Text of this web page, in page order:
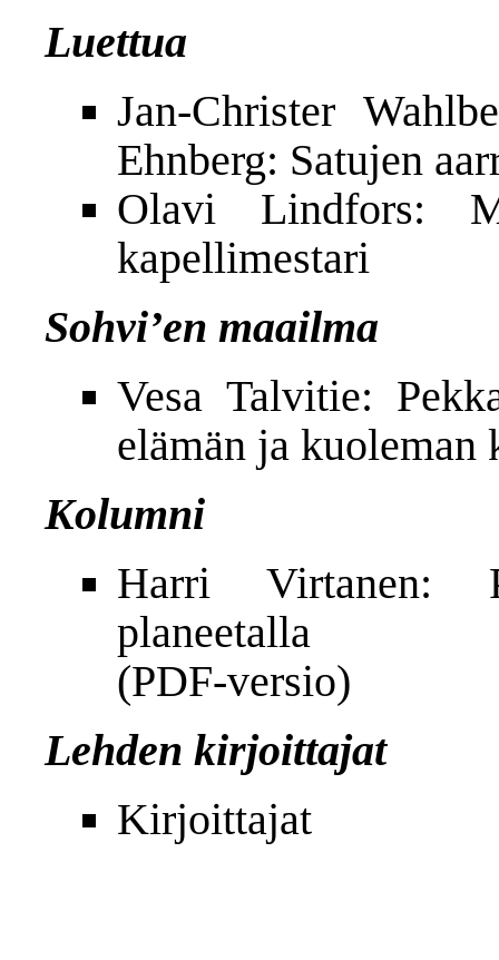
Luettua
Jan-Christer
Ehnberg: Satujen
Olavi Lindfors:
kapellimestari
Sohvi’en maailma
Vesa Talvitie:
elämän ja kuoleman
Kolumni
Harri Virtanen:
planeetalla
(PDF-versio)
Lehden kirjoittajat
Kirjoittajat